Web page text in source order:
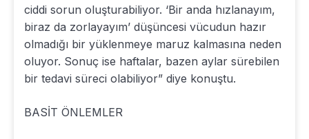
ciddi sorun oluşturabiliyor. ‘Bir anda hızlanayım,
biraz da zorlayayım’ düşüncesi vücudun hazır
olmadığı bir yüklenmeye maruz kalmasına neden
oluyor. Sonuç ise haftalar, bazen aylar sürebilen
bir tedavi süreci olabiliyor” diye konuştu.
BASİT ÖNLEMLER